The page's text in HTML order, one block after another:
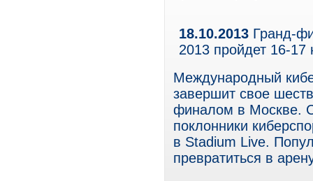
18.10.2013 Гранд-
2013 пройдет 16-
Международный
завершит свое
финалом в Москве.
поклонники
в Stadium Live.
превратиться в